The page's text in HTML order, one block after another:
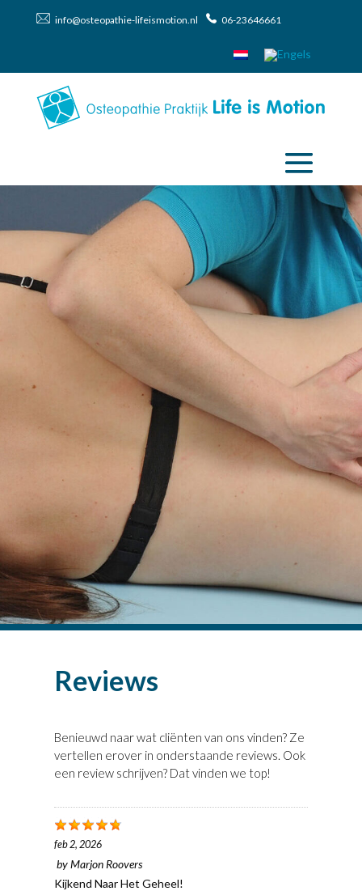
info@osteopathie-lifeismotion.nl 06-23646661
Reviews
Benieuwd naar wat cliënten van ons vinden? Ze
vertellen erover in onderstaande reviews. Ook
een review schrijven? Dat vinden we top!
feb 2, 2026
byMarjon Roovers
Kijkend Naar Het Geheel!